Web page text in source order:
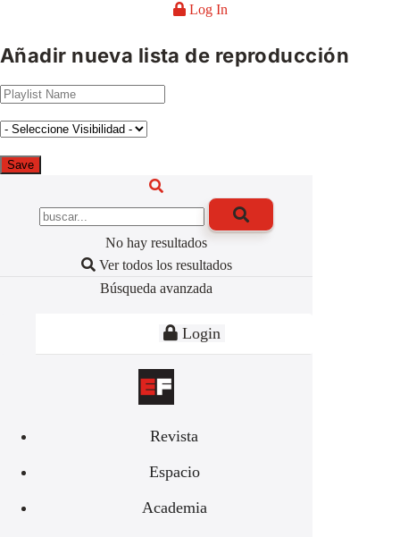
Log In
Añadir nueva lista de reproducción
No hay resultados
Ver todos los resultados
Búsqueda avanzada
Login
Revista
Espacio
Academia